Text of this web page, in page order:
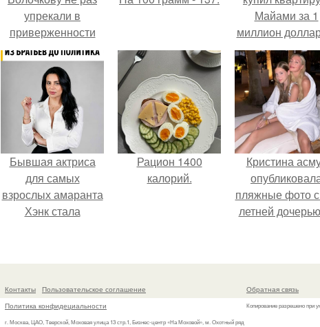
упрекали в
приверженности
устаревшим бьюти -
процедурам.
Майами за 1
миллион
Бывшая актриса
для самых
взрослых амаранта
Хэнк стала
Рацион 1400
калорий.
Кристина
пляжные фото
летней
Контакты
Пользовательское соглашение
Политика конфидециальности
г. Москва, ЦАО, Тверской, Моховая улица 13 стр.1, Бизнес-центр «На Моховой», м. Охотный ряд
Обратная связь
Копирование разрешено при